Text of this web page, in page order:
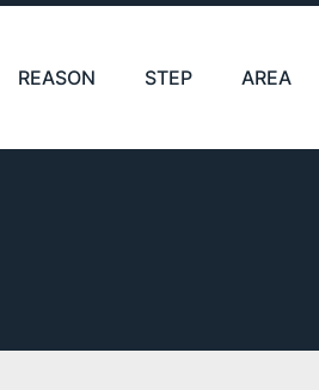
REASON STEP AREA